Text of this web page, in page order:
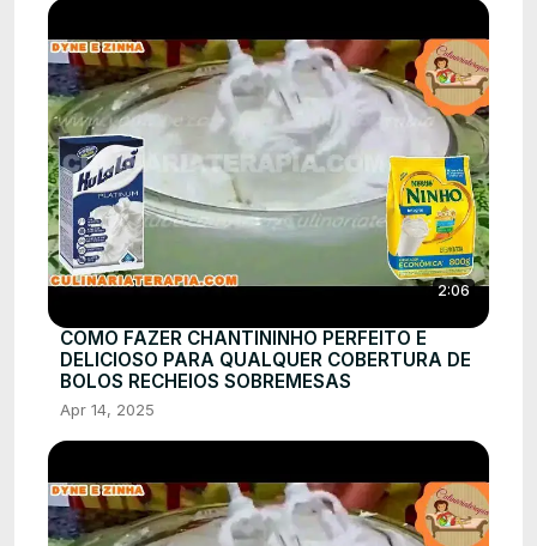
2:06
COMO FAZER CHANTININHO PERFEITO E
DELICIOSO PARA QUALQUER COBERTURA DE
BOLOS RECHEIOS SOBREMESAS
Apr 14, 2025